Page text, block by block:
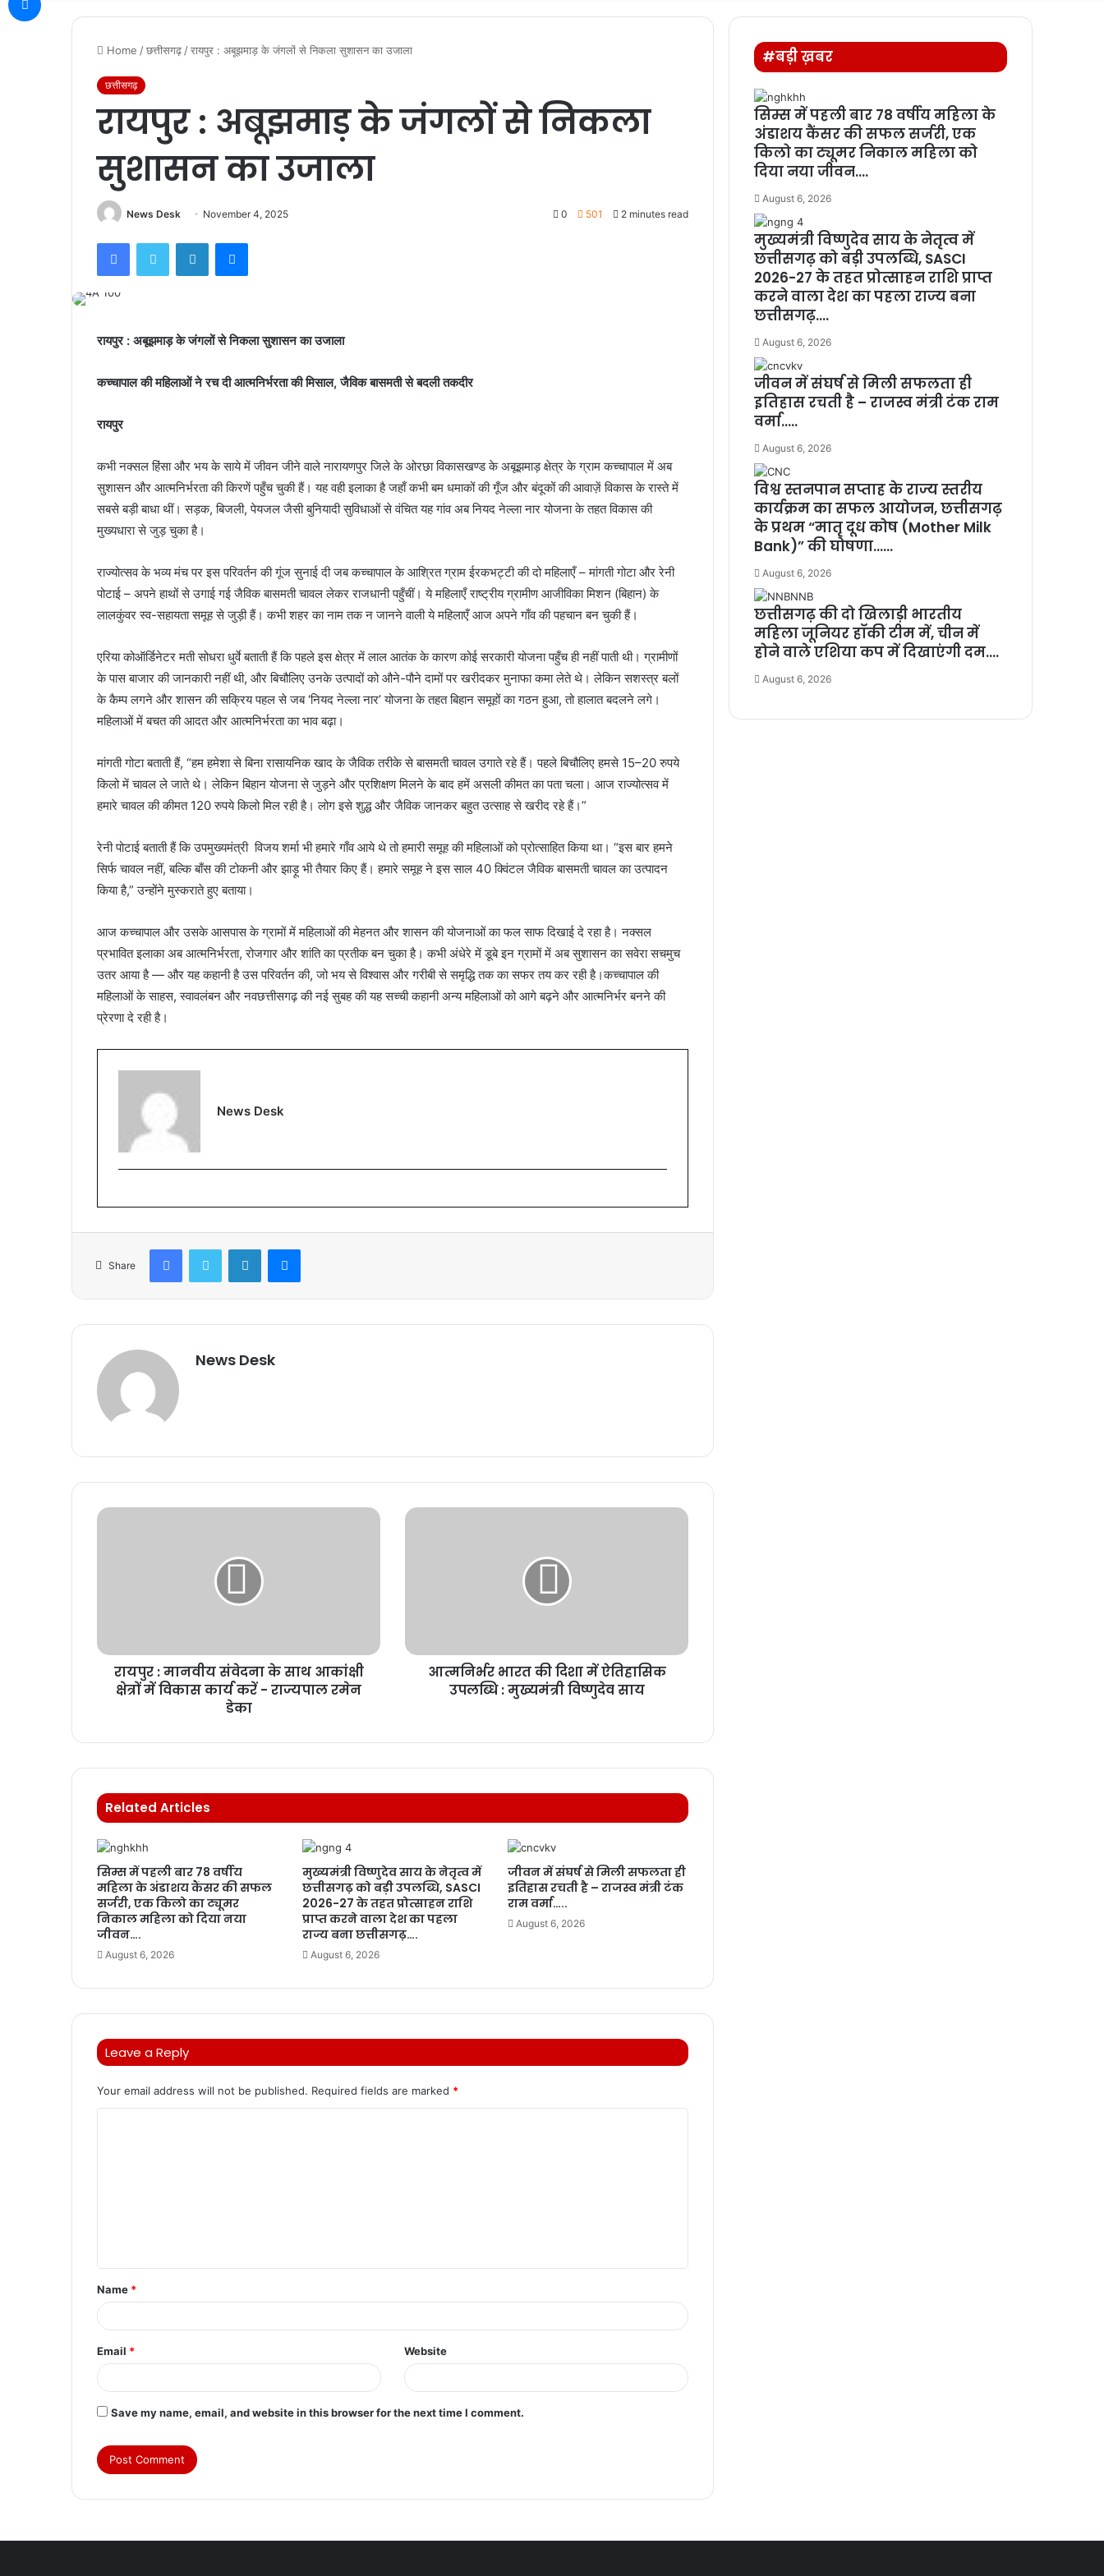
Home /छत्तीसगढ़ /रायपुर : अबूझमाड़ के जंगलों से निकला सुशासन का उजाला
छत्तीसगढ़
रायपुर : अबूझमाड़ के जंगलों से निकला
सुशासन का उजाला
News Desk November 4, 2025 0 501 2 minutes read
रायपुर : अबूझमाड़ के जंगलों से निकला सुशासन का उजाला
कच्चापाल की महिलाओं ने रच दी आत्मनिर्भरता की मिसाल, जैविक बासमती से बदली तकदीर
रायपुर
कभी नक्सल हिंसा और भय के साये में जीवन जीने वाले नारायणपुर जिले के ओरछा विकासखण्ड के अबूझमाड़ क्षेत्र के ग्राम कच्चापाल में अब
सुशासन और आत्मनिर्भरता की किरणें पहुँच चुकी हैं। यह वही इलाका है जहाँ कभी बम धमाकों की गूँज और बंदूकों की आवाज़ें विकास के रास्ते में
सबसे बड़ी बाधा थीं। सड़क, बिजली, पेयजल जैसी बुनियादी सुविधाओं से वंचित यह गांव अब नियद नेल्ला नार योजना के तहत विकास की
मुख्यधारा से जुड़ चुका है।
राज्योत्सव के भव्य मंच पर इस परिवर्तन की गूंज सुनाई दी जब कच्चापाल के आश्रित ग्राम ईरकभट्टी की दो महिलाएँ – मांगती गोटा और रेनी
पोटाई – अपने हाथों से उगाई गई जैविक बासमती चावल लेकर राजधानी पहुँचीं। ये महिलाएँ राष्ट्रीय ग्रामीण आजीविका मिशन (बिहान) के
लालकुंवर स्व-सहायता समूह से जुड़ी हैं। कभी शहर का नाम तक न जानने वाली ये महिलाएँ आज अपने गाँव की पहचान बन चुकी हैं।
एरिया कोऑर्डिनेटर मती सोधरा धुर्वे बताती हैं कि पहले इस क्षेत्र में लाल आतंक के कारण कोई सरकारी योजना पहुँच ही नहीं पाती थी। ग्रामीणों
के पास बाजार की जानकारी नहीं थी, और बिचौलिए उनके उत्पादों को औने-पौने दामों पर खरीदकर मुनाफा कमा लेते थे। लेकिन सशस्त्र बलों
के कैम्प लगने और शासन की सक्रिय पहल से जब ‘नियद नेल्ला नार’ योजना के तहत बिहान समूहों का गठन हुआ, तो हालात बदलने लगे।
महिलाओं में बचत की आदत और आत्मनिर्भरता का भाव बढ़ा।
मांगती गोटा बताती हैं, “हम हमेशा से बिना रासायनिक खाद के जैविक तरीके से बासमती चावल उगाते रहे हैं। पहले बिचौलिए हमसे 15–20 रुपये
किलो में चावल ले जाते थे। लेकिन बिहान योजना से जुड़ने और प्रशिक्षण मिलने के बाद हमें असली कीमत का पता चला। आज राज्योत्सव में
हमारे चावल की कीमत 120 रुपये किलो मिल रही है। लोग इसे शुद्ध और जैविक जानकर बहुत उत्साह से खरीद रहे हैं।”
रेनी पोटाई बताती हैं कि उपमुख्यमंत्री विजय शर्मा भी हमारे गाँव आये थे तो हमारी समूह की महिलाओं को प्रोत्साहित किया था। “इस बार हमने
सिर्फ चावल नहीं, बल्कि बाँस की टोकनी और झाड़ू भी तैयार किए हैं। हमारे समूह ने इस साल 40 क्विंटल जैविक बासमती चावल का उत्पादन
किया है,” उन्होंने मुस्कराते हुए बताया।
आज कच्चापाल और उसके आसपास के ग्रामों में महिलाओं की मेहनत और शासन की योजनाओं का फल साफ दिखाई दे रहा है। नक्सल
प्रभावित इलाका अब आत्मनिर्भरता, रोजगार और शांति का प्रतीक बन चुका है। कभी अंधेरे में डूबे इन ग्रामों में अब सुशासन का सवेरा सचमुच
उतर आया है — और यह कहानी है उस परिवर्तन की, जो भय से विश्वास और गरीबी से समृद्धि तक का सफर तय कर रही है।कच्चापाल की
महिलाओं के साहस, स्वावलंबन और नवछत्तीसगढ़ की नई सुबह की यह सच्ची कहानी अन्य महिलाओं को आगे बढ़ने और आत्मनिर्भर बनने की
प्रेरणा दे रही है।
News Desk
Share
News Desk
रायपुर : मानवीय संवेदना के साथ आकांक्षी
क्षेत्रों में विकास कार्य करें - राज्यपाल रमेन
डेका
आत्मनिर्भर भारत की दिशा में ऐतिहासिक
उपलब्धि : मुख्यमंत्री विष्णुदेव साय
Related Articles
सिम्स में पहली बार 78 वर्षीय
महिला के अंडाशय कैंसर की सफल
सर्जरी, एक किलो का ट्यूमर
निकाल महिला को दिया नया
जीवन….
August 6, 2026
मुख्यमंत्री विष्णुदेव साय के नेतृत्व में
छत्तीसगढ़ को बड़ी उपलब्धि, SASCI
2026-27 के तहत प्रोत्साहन राशि
प्राप्त करने वाला देश का पहला
राज्य बना छत्तीसगढ़….
August 6, 2026
जीवन में संघर्ष से मिली सफलता ही
इतिहास रचती है – राजस्व मंत्री टंक
राम वर्मा…..
August 6, 2026
Leave a Reply
Your email address will not be published. Required fields are marked *
t
*
Name *
Email * Website
Save my name, email, and website in this browser for the next time I comment.
#बड़ी ख़बर
सिम्स में पहली बार 78 वर्षीय महिला के
अंडाशय कैंसर की सफल सर्जरी, एक
किलो का ट्यूमर निकाल महिला को
दिया नया जीवन….
August 6, 2026
मुख्यमंत्री विष्णुदेव साय के नेतृत्व में
छत्तीसगढ़ को बड़ी उपलब्धि, SASCI
2026-27 के तहत प्रोत्साहन राशि प्राप्त
करने वाला देश का पहला राज्य बना
छत्तीसगढ़….
August 6, 2026
जीवन में संघर्ष से मिली सफलता ही
इतिहास रचती है – राजस्व मंत्री टंक राम
वर्मा…..
August 6, 2026
विश्व स्तनपान सप्ताह के राज्य स्तरीय
कार्यक्रम का सफल आयोजन, छत्तीसगढ़
के प्रथम “मातृ दूध कोष (Mother Milk
Bank)” की घोषणा……
August 6, 2026
छत्तीसगढ़ की दो खिलाड़ी भारतीय
महिला जूनियर हॉकी टीम में, चीन में
होने वाले एशिया कप में दिखाएंगी दम….
August 6, 2026